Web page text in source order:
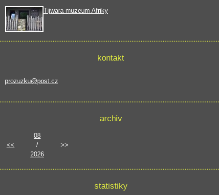
Tijwara muzeum Afriky
kontakt
prozuzku@post.cz
archiv
<<
08
/
2026
>>
statistiky